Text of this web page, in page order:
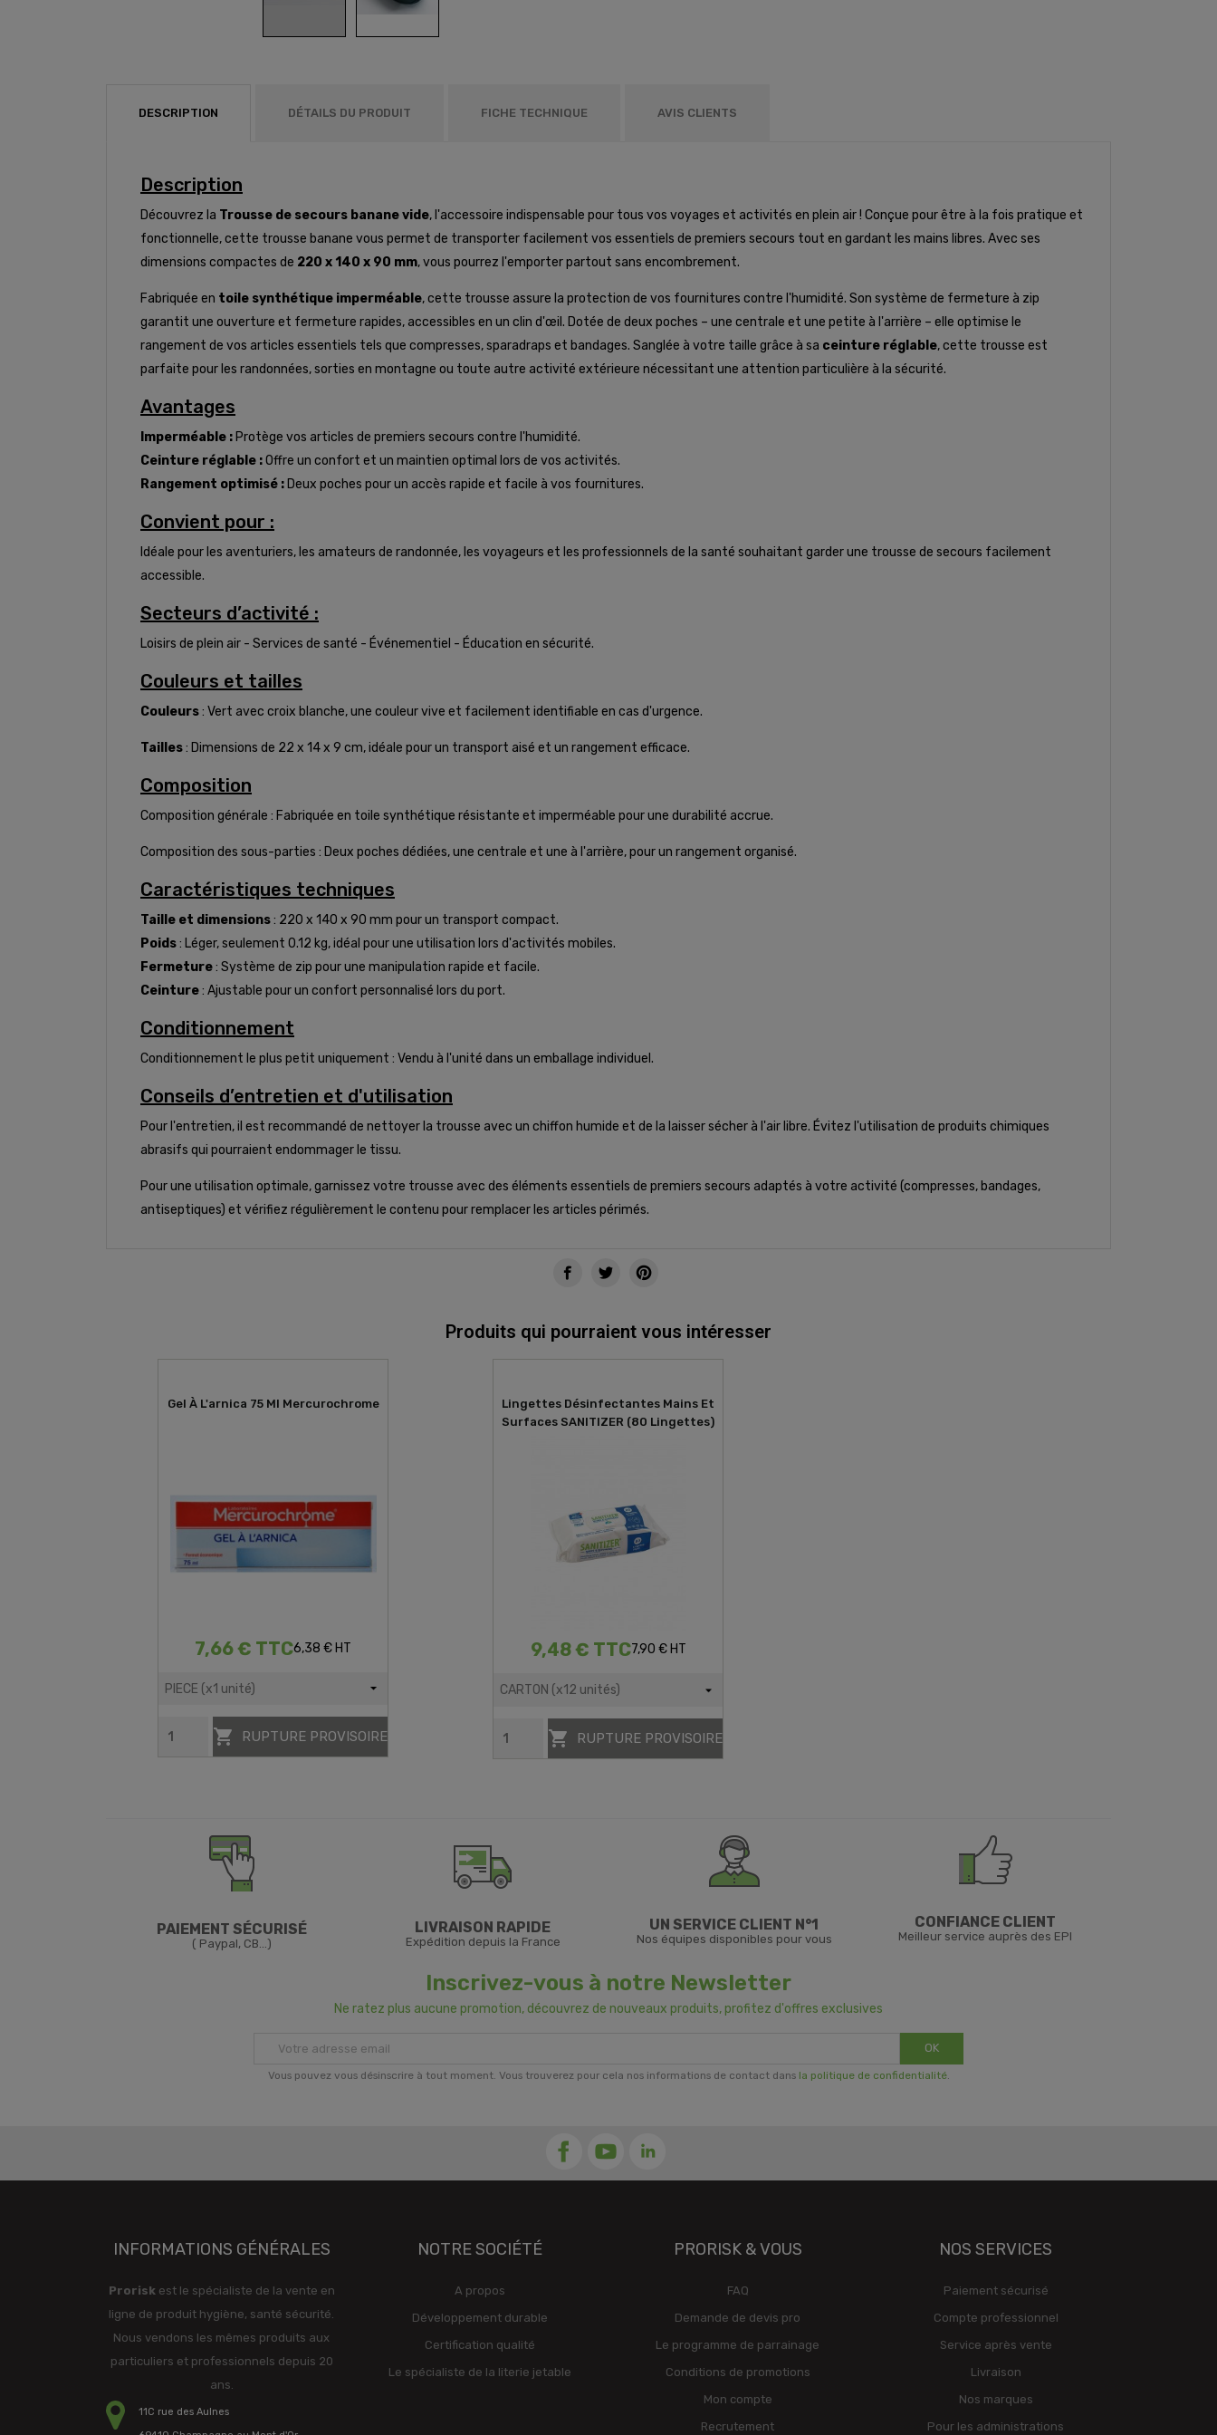
DESCRIPTION DÉTAILS DU PRODUIT FICHE TECHNIQUE AVIS CLIENTS
Description
Découvrez la Trousse de secours banane vide, l'accessoire indispensable pour tous vos voyages et activités en plein air ! Conçue pour être à la fois pratique et
fonctionnelle, cette trousse banane vous permet de transporter facilement vos essentiels de premiers secours tout en gardant les mains libres. Avec ses
dimensions compactes de 220 x 140 x 90 mm, vous pourrez l'emporter partout sans encombrement.
Fabriquée en toile synthétique imperméable, cette trousse assure la protection de vos fournitures contre l'humidité. Son système de fermeture à zip
garantit une ouverture et fermeture rapides, accessibles en un clin d'œil. Dotée de deux poches – une centrale et une petite à l'arrière – elle optimise le
rangement de vos articles essentiels tels que compresses, sparadraps et bandages. Sanglée à votre taille grâce à sa ceinture réglable, cette trousse est
parfaite pour les randonnées, sorties en montagne ou toute autre activité extérieure nécessitant une attention particulière à la sécurité.
Avantages
Imperméable : Protège vos articles de premiers secours contre l'humidité.
Ceinture réglable :Offre un confort et un maintien optimal lors de vos activités.
Rangement optimisé : Deux poches pour un accès rapide et facile à vos fournitures.
Convient pour :
Idéale pour les aventuriers, les amateurs de randonnée, les voyageurs et les professionnels de la santé souhaitant garder une trousse de secours facilement
accessible.
Secteurs d’activité :
Loisirs de plein air - Services de santé - Événementiel - Éducation en sécurité.
Couleurs et tailles
Couleurs: Vert avec croix blanche, une couleur vive et facilement identifiable en cas d'urgence.
Tailles: Dimensions de 22 x 14 x 9 cm, idéale pour un transport aisé et un rangement efficace.
Composition
Composition générale : Fabriquée en toile synthétique résistante et imperméable pour une durabilité accrue.
Composition des sous-parties : Deux poches dédiées, une centrale et une à l'arrière, pour un rangement organisé.
Caractéristiques techniques
Taille et dimensions: 220 x 140 x 90 mm pour un transport compact.
Poids: Léger, seulement 0.12 kg, idéal pour une utilisation lors d'activités mobiles.
Fermeture: Système de zip pour une manipulation rapide et facile.
Ceinture: Ajustable pour un confort personnalisé lors du port.
Conditionnement
Conditionnement le plus petit uniquement : Vendu à l'unité dans un emballage individuel.
Conseils d’entretien et d'utilisation
Pour l'entretien, il est recommandé de nettoyer la trousse avec un chiffon humide et de la laisser sécher à l'air libre. Évitez l'utilisation de produits chimiques
abrasifs qui pourraient endommager le tissu.
Pour une utilisation optimale, garnissez votre trousse avec des éléments essentiels de premiers secours adaptés à votre activité (compresses, bandages,
antiseptiques) et vérifiez régulièrement le contenu pour remplacer les articles périmés.
Produits qui pourraient vous intéresser
Gel À L'arnica 75 Ml Mercurochrome
7,66 € TTC6,38 € HT
 RUPTURE PROVISOIRE
Lingettes Désinfectantes Mains Et
Surfaces SANITIZER (80 Lingettes)
9,48 € TTC7,90 € HT
 RUPTURE PROVISOIRE
PAIEMENT SÉCURISÉ
( Paypal, CB...)
LIVRAISON RAPIDE
Expédition depuis la France
UN SERVICE CLIENT N°1
Nos équipes disponibles pour vous
CONFIANCE CLIENT
Meilleur service auprès des EPI
Inscrivez-vous à notre Newsletter
Ne ratez plus aucune promotion, découvrez de nouveaux produits, profitez d'offres exclusives
OK
Vous pouvez vous désinscrire à tout moment. Vous trouverez pour cela nos informations de contact dans la politique de confidentialité.
INFORMATIONS GÉNÉRALES
Proriskest le spécialiste de la vente en
ligne de produit hygiène, santé sécurité.
Nous vendons les mêmes produits aux
particuliers et professionnels depuis 20
ans.
11C rue des Aulnes
NOTRE SOCIÉTÉ
A propos
Développement durable
Certification qualité
Le spécialiste de la literie jetable
PRORISK & VOUS
FAQ
Demande de devis pro
Le programme de parrainage
Conditions de promotions
Mon compte
Recrutement
NOS SERVICES
Paiement sécurisé
Compte professionnel
Service après vente
Livraison
Nos marques
Pour les administrations